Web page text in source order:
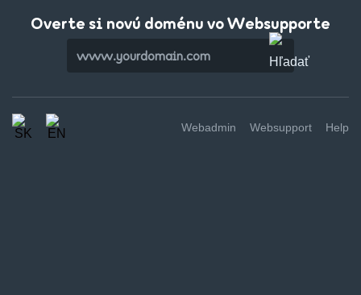
Overte si novú doménu vo Websupporte
Webadmin Websupport Help